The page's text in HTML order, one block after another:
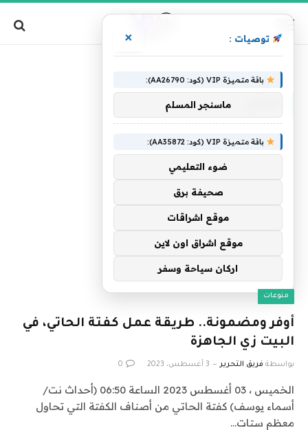
منوعات
أوفر ومضمونة.. طريقة عمل كفتة الحاتي، في
البيت زي الجاهزة
بواسطة فريق التحرير 3 أغسطس، 2023 0
الخميس ، 03 أغسطس 2023 الساعة 06:50 (أحداث نت/
أسماء يوسف) كفتة الحاتي من أصناف الكفتة التي تحاول
معظم ستات…
توصيات : ×
باقة متميزة VIP (كود: AA26790):
ماسنجر المسلم
باقة متميزة VIP (كود: AA35872):
ضوء التعليمي
صحيفة برق
موقع اشراقات
موقع اشراق اون لاين
اركان سياحة وسفر